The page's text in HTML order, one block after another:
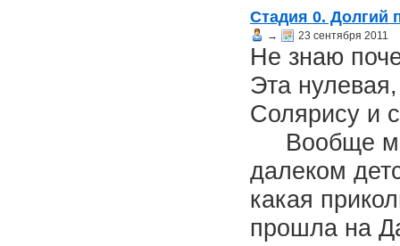
Стадия 0. Долгий
→ 23 сентября 2011
Не знаю
Эта
Солярису и
Вообще
далеком
какая
прошла на